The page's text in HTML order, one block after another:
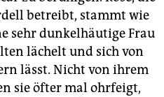
betreibt, stammt wie
sehr dunkelhäutige Frau
lächelt und sich von
lässt. Nicht von ihrem
sie öfter mal ohrfeigt,